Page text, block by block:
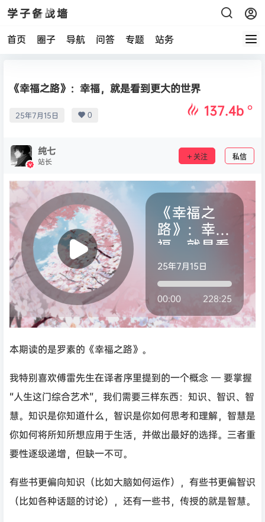
学子备战墙
首页 圈子 导航 问答 专题 站务
《幸福之路》：幸福，就是看到更大的世界
137.4b °
25年7月15日 0
纯七
站长 关注 私信
《幸福之
路》：幸
福，就是看
到更大的世
界
25年7月15日
00:00 228:25
本期读的是罗素的《幸福之路》。
我特别喜欢傅雷先生在译者序里提到的一个概念 — 要掌握
“人生这门综合艺术”，我们需要三样东西：知识、智识、智
慧。知识是你知道什么，智识是你如何思考和理解，智慧是
你如何将所知所想应用于生活，并做出最好的选择。三者重
要性逐级递增，但缺一不可。
有些书更偏向知识（比如大脑如何运作），有些书更偏智识
（比如各种话题的讨论），还有一些书，传授的就是智慧。